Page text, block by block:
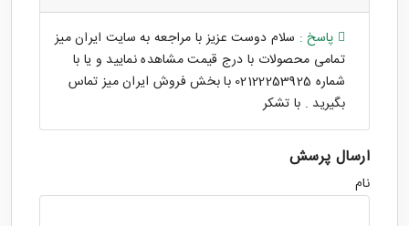
پاسخ : سلام دوست عزیز با مراجعه به سایت ایران میز
تمامی محصولات با درج قیمت مشاهده نمایید و یا با
شماره 02122253925 با بخش فروش ایران میز تماس
بگیرید . با تشکر
ارسال پرسش
نام